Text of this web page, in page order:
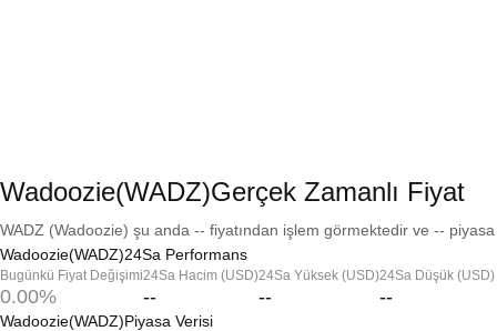
Wadoozie(WADZ)Gerçek Zamanlı Fiyat
WADZ (Wadoozie) şu anda -- fiyatından işlem görmektedir ve --
Wadoozie(WADZ)24Sa Performans
Bugünkü Fiyat Değişimi
0.00%
24Sa Hacim (USD)
--
24Sa Yüksek (USD)
--
24Sa Düşük (USD)
--
Wadoozie(WADZ)Piyasa Verisi